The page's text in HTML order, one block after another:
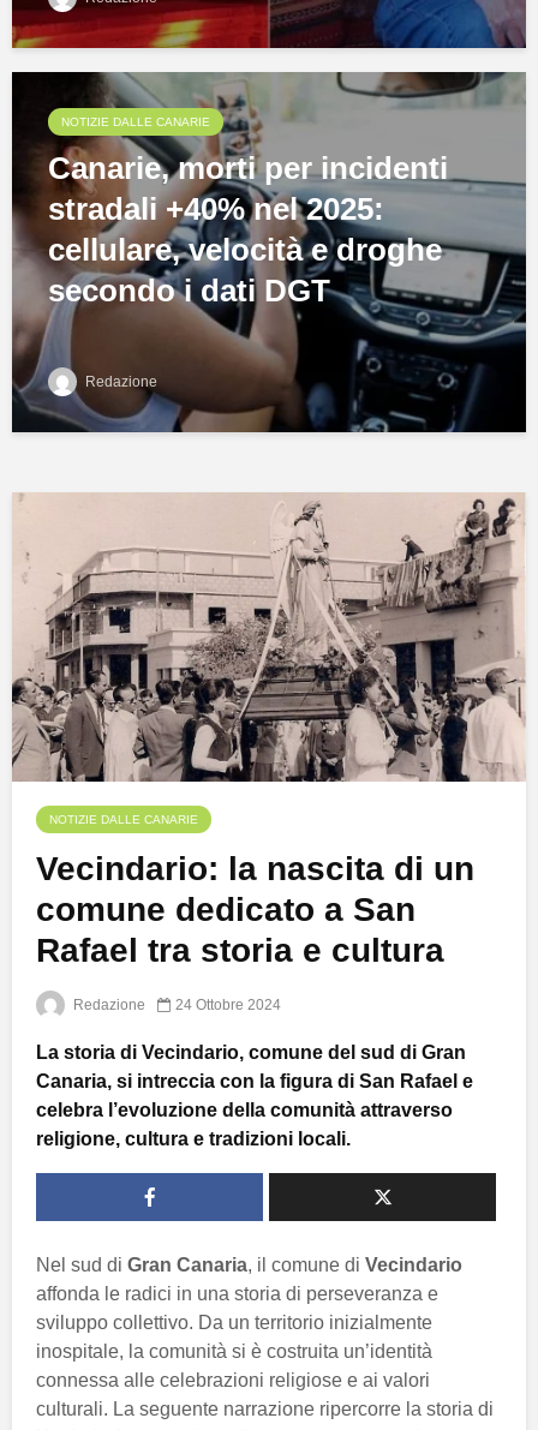
NOTIZIE DALLE CANARIE
Canarie, morti per incidenti
stradali +40% nel 2025:
cellulare, velocità e droghe
secondo i dati DGT
Redazione
NOTIZIE DALLE CANARIE
Vecindario: la nascita di un
comune dedicato a San
Rafael tra storia e cultura
Redazione 24 Ottobre 2024
La storia di Vecindario, comune del sud di Gran
Canaria, si intreccia con la figura di San Rafael e
celebra l’evoluzione della comunità attraverso
religione, cultura e tradizioni locali.
Nel sud di Gran Canaria, il comune di Vecindario
affonda le radici in una storia di perseveranza e
sviluppo collettivo. Da un territorio inizialmente
inospitale, la comunità si è costruita un’identità
connessa alle celebrazioni religiose e ai valori
culturali. La seguente narrazione ripercorre la storia di